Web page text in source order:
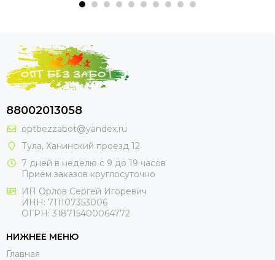
88002013058
optbezzabot@yandex.ru
Тула, Ханинский проезд 12
7 дней в неделю с 9 до 19 часов
Приём заказов круглосуточно
ИП Орлов Сергей Игоревич
ИНН: 711107353006
ОГРН: 318715400064772
НИЖНЕЕ МЕНЮ
Главная